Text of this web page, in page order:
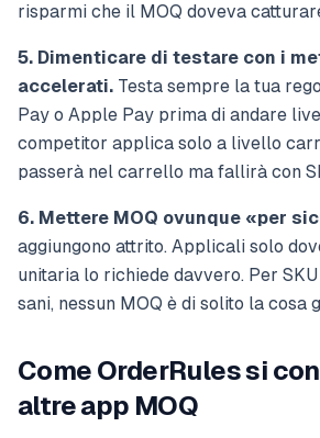
risparmi che il MOQ doveva
5. Dimenticare di testare con i
accelerati. Testa sempre la tua
Pay o Apple Pay prima di andare
competitor applica solo a livello
passerà nel carrello ma fallirà con
6. Mettere MOQ ovunque «per
aggiungono attrito. Applicali solo
unitaria lo richiede davvero. Per
sani, nessun MOQ è di solito la cosa
Come OrderRules si
altre app MOQ